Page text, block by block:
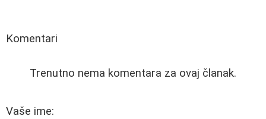
Komentari
Trenutno nema komentara za ovaj članak.
Vaše ime: